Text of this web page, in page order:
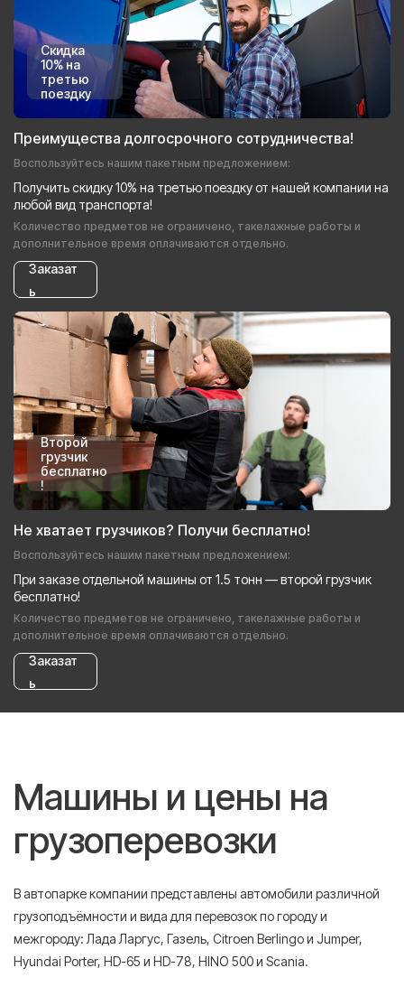
Скидка
10% на
третью
поездку
Преимущества долгосрочного сотрудничества!
Воспользуйтесь нашим пакетным предложением:
Получить скидку 10% на третью поездку от нашей компании на
любой вид транспорта!
Количество предметов не ограничено, такелажные работы и
дополнительное время оплачиваются отдельно.
Заказат
ь
Второй
грузчик
бесплатно
!
Не хватает грузчиков? Получи бесплатно!
Воспользуйтесь нашим пакетным предложением:
При заказе отдельной машины от 1.5 тонн — второй грузчик
бесплатно!
Количество предметов не ограничено, такелажные работы и
дополнительное время оплачиваются отдельно.
Заказат
ь
Машины и цены на
грузоперевозки
В автопарке компании представлены автомобили различной
грузоподъёмности и вида для перевозок по городу и
межгороду: Лада Ларгус, Газель, Citroen Berlingo и Jumper,
Hyundai Porter, HD-65 и HD-78, HINO 500 и Scania.